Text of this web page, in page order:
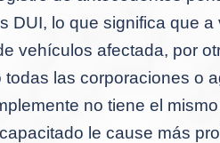
DUI, lo que significa que
vehículos afectada, por
todas las corporaciones o
no tiene el
le cause más